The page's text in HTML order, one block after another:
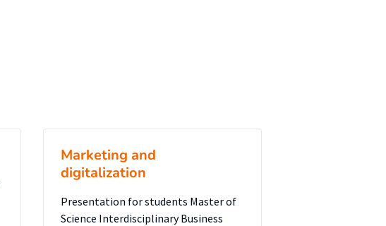
Marketing and
digitalization
Presentation for students Master of
Science Interdisciplinary Business